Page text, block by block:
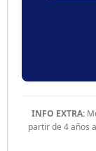
INFO EXTRA:
partir de 4 años